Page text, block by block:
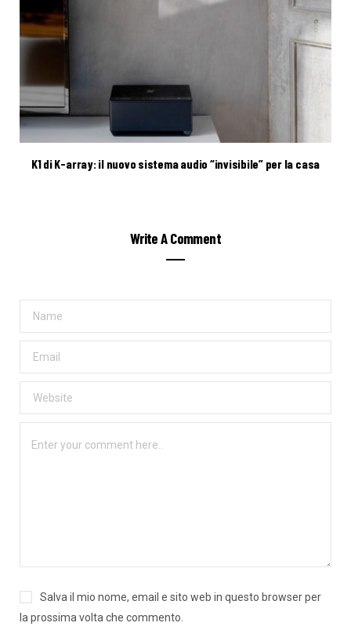
K1 di K-array: il nuovo sistema audio “invisibile” per la casa
Write A Comment
Salva il mio nome, email e sito web in questo browser per
la prossima volta che commento.